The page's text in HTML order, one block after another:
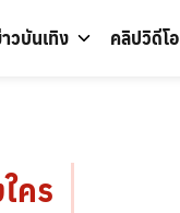
วบันเทิง คลิปวิดีโอ
คร